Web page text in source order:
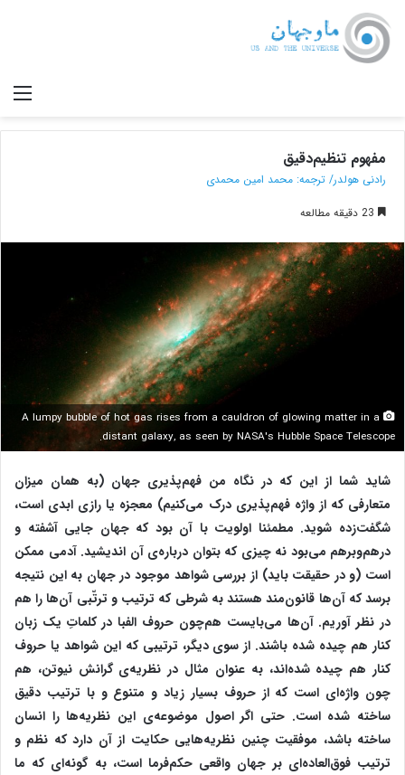
مفهوم تنظیم‌دقیق
رادنی هولدر/ ترجمه: محمد امین محمدی
A lumpy bubble of hot gas rises from a cauldron of glowing matter in a
distant galaxy, as seen by NASA's Hubble Space Telescope.
شاید شما از این که در نگاه من فهم‌پذیری جهان (به همان میزان
متعارفی که از واژه فهم‌پذیری درک می‌کنیم) معجزه یا رازی ابدی است،
شگفت‌زده شوید. مطمئنا اولویت با آن بود که جهان جایی آشفته و
درهم‌وبرهم می‌بود نه چیزی که بتوان درباره‌ی‌ آن اندیشید. آدمی ممکن
است (و در حقیقت باید) از بررسی شواهد موجود در جهان به این نتیجه
برسد که آن‌ها قانون‌مند هستند به شرطی که ترتیب و ترتّبی آن‌ها را هم
در نظر آوریم. آن‌ها می‌بایست هم‌چون حروف الفبا در کلماتِ یک زبان
کنار هم چیده شده باشند. از سوی دیگر، ترتیبی که این شواهد یا حروف
کنار هم چیده شده‌اند، به عنوان مثال در نظریه‌ی گرانش نیوتن، هم
چون واژه‌ای است که از حروف بسیار زیاد و متنوع و با ترتیب دقیق
ساخته شده است. حتی اگر اصول موضوعه‌ی این نظریه‌ها را انسان
ساخته باشد، موفقیت چنین نظریه‌هایی حکایت از آن دارد که نظم و
ترتیب فوق‌العاده‌ای بر جهان واقعی حکم‌فرما است، به گونه‌ای که ما